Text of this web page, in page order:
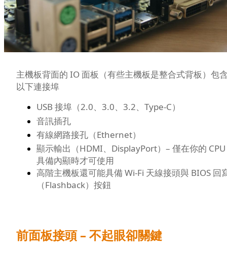
主機板背面的 IO 面板（有些主機板是整合式背板）包
以下連接埠
USB 接埠（2.0、3.0、3.2、Type-C）
音訊插孔
有線網路接孔（Ethernet）
顯示輸出（HDMI、DisplayPort）– 僅在你的 CPU
具備內顯時才可使用
高階主機板還可能具備 Wi-Fi 天線接頭與 BIOS 回
（Flashback）按鈕
前面板接頭 – 不起眼卻關鍵